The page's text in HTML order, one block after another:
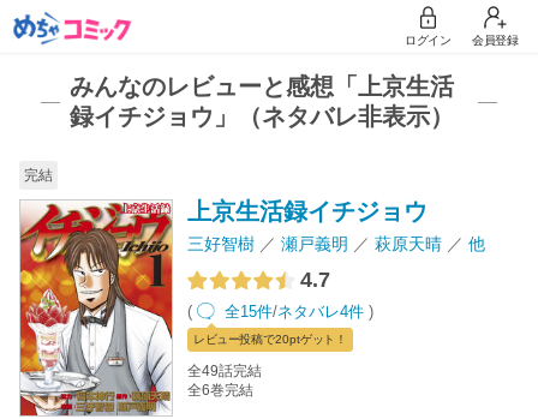
ログイン 会員登録
みんなのレビューと感想「上京生活
録イチジョウ」（ネタバレ非表示）
完結
上京生活録イチジョウ
三好智樹 瀬戸義明 萩原天晴 他
4.7
( 全15件/ネタバレ4件 )
レビュー投稿で20ptゲット！
全49話完結
全6巻完結